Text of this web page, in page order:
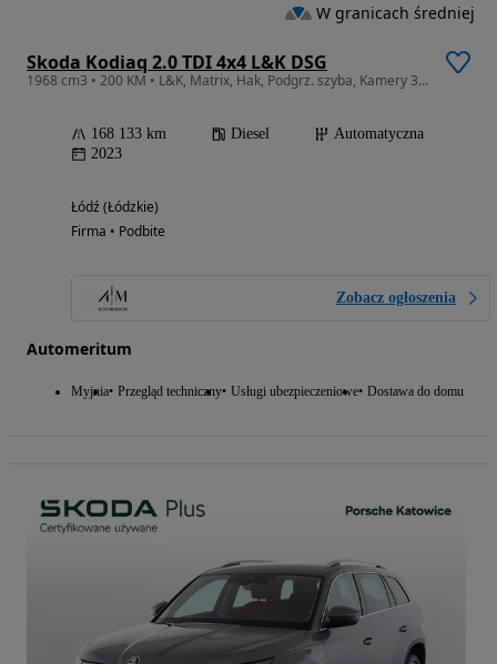
Skoda Kodiaq 2.0 TDI 4x4 L&K DSG
1968 cm3 • 200 KM • L&K, Matrix, Hak, Podgrz. szyba, Kamery 360, CANTON, FV23%
168 133 km Diesel
Automatyczna
2023
Łódź (Łódzkie)
Firma • Podbite
Zobacz ogłoszenia
Automeritum
Myjnia Przegląd techniczny Usługi ubezpieczeniowe Dostawa do domu
W granicach średniej